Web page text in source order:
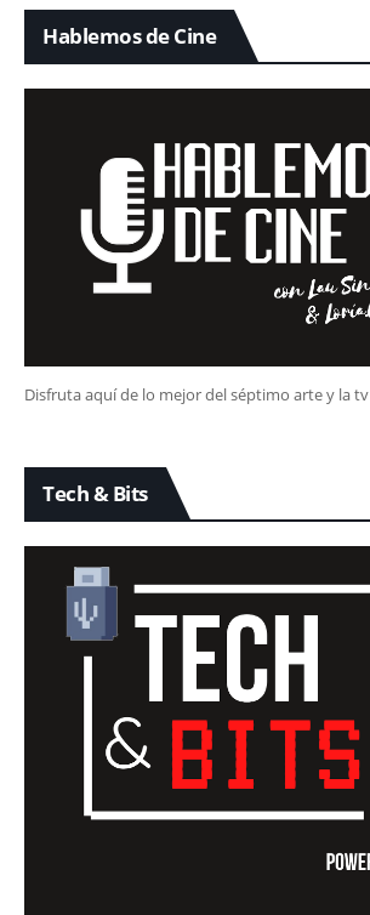
Hablemos de Cine
Disfruta aquí de lo mejor del séptimo arte y la tv
Tech & Bits